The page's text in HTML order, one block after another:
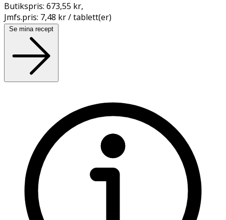
Butikspris: 673,55 kr,
Jmfs.pris: 7,48 kr / tablett(er)
Se mina recept